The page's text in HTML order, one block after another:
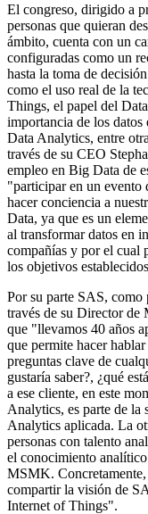
El congreso, dirigido a
personas que quieran
ámbito, cuenta con un
configuradas como un
hasta la toma de
como el uso real de la
Things, el papel del
importancia de los datos
Data Analytics, entre
través de su CEO
empleo en Big Data de
"participar en un evento
hacer conciencia a
Data, ya que es un
al transformar datos en
compañías y por el cual
los objetivos
Por su parte SAS,
través de su Director de
que "llevamos 40 años
que permite hacer
preguntas clave de
gustaría saber?, ¿qué
a ese cliente, en este
Analytics, es parte de la
Analytics aplicada. La
personas con talento
el conocimiento
MSMK.
compartir la visión de
Internet of Things".